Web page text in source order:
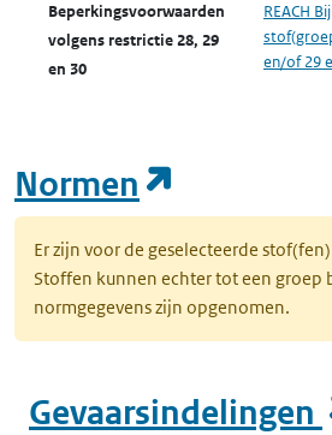
Beperkingsvoorwaarden
volgens restrictie 28, 29
en 30
REACH
en/of 29
Normen
Er zijn voor de geselecteerde
Stoffen kunnen echter tot een groep
normgegevens zijn opgenomen.
Gevaarsindelingen